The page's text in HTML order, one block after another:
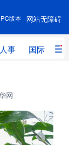
网站无障碍
PC版本
人事 国际 财
教育
体育
网